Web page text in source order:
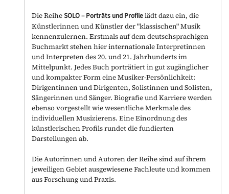
Die ReiheSOLO–Porträts und Profilelädt dazu ein, die
Künstlerinnen und Künstler der "klassischen" Musik
kennenzulernen. Erstmals auf dem deutschsprachigen
Buchmarkt stehen hier internationale Interpretinnen
und Interpreten des 20. und 21. Jahrhunderts im
Mittelpunkt. Jedes Buch porträtiert in gut zugänglicher
und kompakter Form eine Musiker-Persönlichkeit:
Dirigentinnen und Dirigenten, Solistinnen und Solisten,
Sängerinnen und Sänger. Biografie und Karriere werden
ebenso vorgestellt wie wesentliche Merkmale des
individuellen Musizierens. Eine Einordnung des
künstlerischen Profils rundet die fundierten
Darstellungen ab.
Die Autorinnen und Autoren der Reihe sind auf ihrem
jeweiligen Gebiet ausgewiesene Fachleute und kommen
aus Forschung und Praxis.